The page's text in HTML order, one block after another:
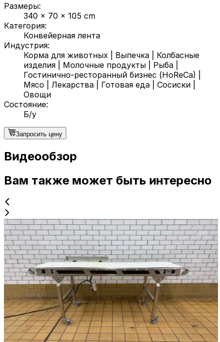
Размеры:
340 x 70 x 105 cm
Категория:
Конвейерная лента
Индустрия:
Корма для животных
Выпечка
Колбасные
изделия
Молочные продукты Рыба
Гостинично-ресторанный бизнес (HoReCa)
Мясо
Лекарства Готовая еда Сосиски
Овощи
Состояние:
Б/у
Запросить цену
Видеообзор
Вам также может быть интересно
Б/у
Конвейер ENP
ID NR3275
190 x 70 x 105 cm
Ленточный конвейер ENP на колесах с барабан-
мотором, ширина ленты 50 см. Регулируемая
высота.
Детали
Запросить цену